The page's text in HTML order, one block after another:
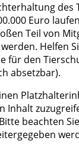
des
Euro
Teil von
Helfen
für den
absetzbar).
Inhalt
beachten